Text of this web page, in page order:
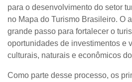
para o desenvolvimento do setor
no Mapa do Turismo Brasileiro. O
grande passo para fortalecer o
oportunidades de investimentos e
culturais, naturais e econômicos
Como parte desse processo, os